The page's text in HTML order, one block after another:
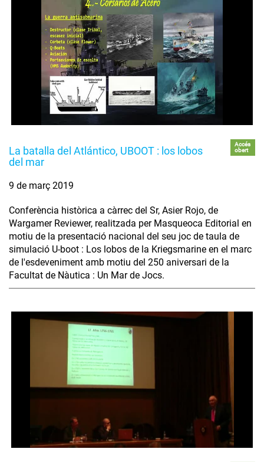
La batalla del Atlántico, UBOOT : los lobos
del mar
Accés
obert
9 de març 2019
Conferència històrica a càrrec del Sr, Asier Rojo, de
Wargamer Reviewer, realitzada per Masqueoca Editorial en
motiu de la presentació nacional del seu joc de taula de
simulació U-boot : Los lobos de la Kriegsmarine en el marc
de l'esdeveniment amb motiu del 250 aniversari de la
Facultat de Nàutica : Un Mar de Jocs.